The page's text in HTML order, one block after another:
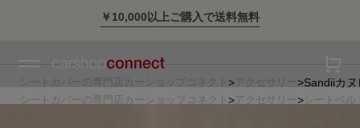
￥10,000以上ご購入で送料無料
シートカバーの専門店カーショップコネクト アクセサリー Sandiiカ
シートカバーの専門店カーショップコネクト アクセサリー
シートベル